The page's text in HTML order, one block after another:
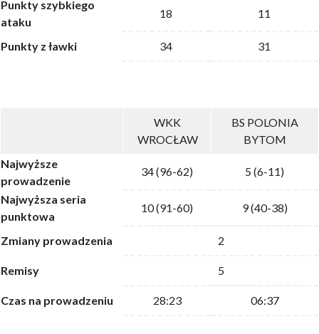
Punkty szybkiego
ataku
18 11
Punkty z ławki 34 31
WKK
WROCŁAW
BS POLONIA
BYTOM
Najwyższe
prowadzenie
34 (96-62) 5 (6-11)
Najwyższa seria
punktowa
10 (91-60) 9 (40-38)
Zmiany prowadzenia 2
Remisy 5
Czas na prowadzeniu 28:23 06:37